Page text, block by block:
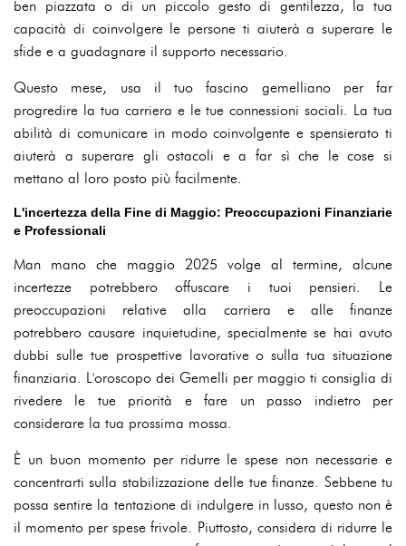
ben piazzata o di un piccolo gesto di gentilezza, la tua
capacità di coinvolgere le persone ti aiuterà a superare le
sfide e a guadagnare il supporto necessario.
Questo mese, usa il tuo fascino gemelliano per far
progredire la tua carriera e le tue connessioni sociali. La tua
abilità di comunicare in modo coinvolgente e spensierato ti
aiuterà a superare gli ostacoli e a far sì che le cose si
mettano al loro posto più facilmente.
L'incertezza della Fine di Maggio: Preoccupazioni Finanziarie
e Professionali
Man mano che maggio 2025 volge al termine, alcune
incertezze potrebbero offuscare i tuoi pensieri. Le
preoccupazioni relative alla carriera e alle finanze
potrebbero causare inquietudine, specialmente se hai avuto
dubbi sulle tue prospettive lavorative o sulla tua situazione
finanziaria. L'oroscopo dei Gemelli per maggio ti consiglia di
rivedere le tue priorità e fare un passo indietro per
considerare la tua prossima mossa.
È un buon momento per ridurre le spese non necessarie e
concentrarti sulla stabilizzazione delle tue finanze. Sebbene tu
possa sentire la tentazione di indulgere in lusso, questo non è
il momento per spese frivole. Piuttosto, considera di ridurre le